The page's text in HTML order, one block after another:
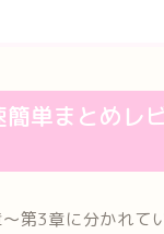
単まとめレ
第3章に分かれて